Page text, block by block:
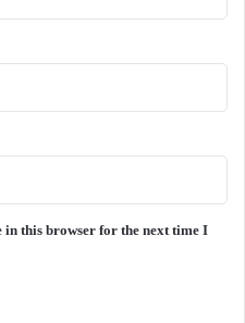
in this browser for the next time I